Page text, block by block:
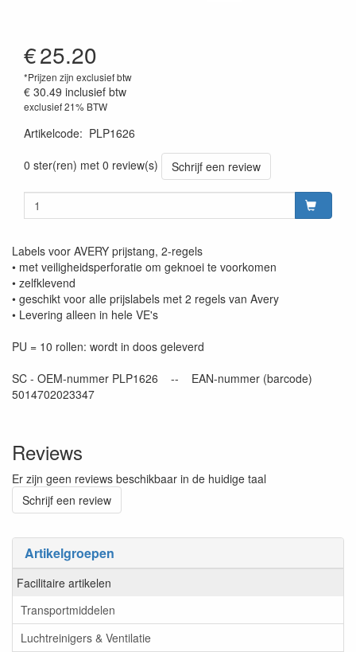
Artikelgroepen
Facilitaire artikelen
Transportmiddelen
Luchtreinigers & Ventilatie
€25.20
*Prijzen zijn exclusief btw
€ 30.49 inclusief btw
exclusief 21% BTW
Artikelcode: PLP1626
0 ster(ren) met 0 review(s)
Schrijf een review
Labels voor AVERY prijstang, 2-regels
• met veiligheidsperforatie om geknoei te voorkomen
• zelfklevend
• geschikt voor alle prijslabels met 2 regels van Avery
• Levering alleen in hele VE's
PU = 10 rollen: wordt in doos geleverd
SC - OEM-nummer PLP1626 -- EAN-nummer (barcode)
5014702023347
Reviews
Er zijn geen reviews beschikbaar in de huidige taal
Schrijf een review